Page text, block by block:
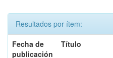
Resultados por ítem:
Fecha de
publicación
Título